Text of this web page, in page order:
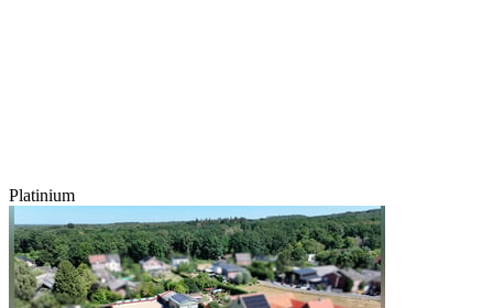
Platinium